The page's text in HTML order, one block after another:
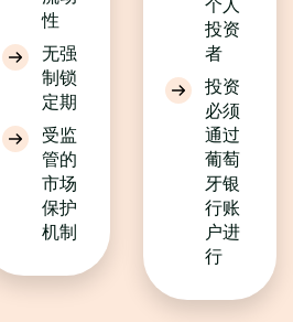
性
无强
制锁
定期
受监
管的
市场
保护
机制
个人
投资
者
投资
必须
通过
葡萄
牙银
行账
户进
行